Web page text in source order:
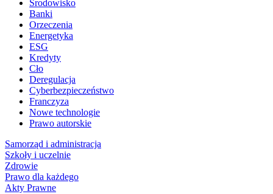
Środowisko
Banki
Orzeczenia
Energetyka
ESG
Kredyty
Cło
Deregulacja
Cyberbezpieczeństwo
Franczyza
Nowe technologie
Prawo autorskie
Samorząd i administracja
Szkoły i uczelnie
Zdrowie
Prawo dla każdego
Akty Prawne